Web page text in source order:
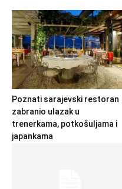
Poznati sarajevski restoran
zabranio ulazak u
trenerkama, potkošuljama i
japankama